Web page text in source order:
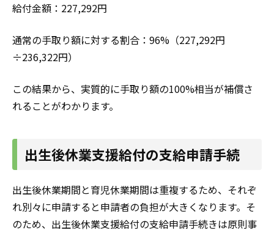
給付金額：227,292円
通常の手取り額に対する割合：96%（227,292円
÷236,322円）
この結果から、実質的に手取り額の100%相当が補償さ
れることがわかります。
出生後休業支援給付の支給申請手続
出生後休業期間と育児休業期間は重複するため、それぞ
れ別々に申請すると申請者の負担が大きくなります。そ
のため、出生後休業支援給付の支給申請手続きは原則事